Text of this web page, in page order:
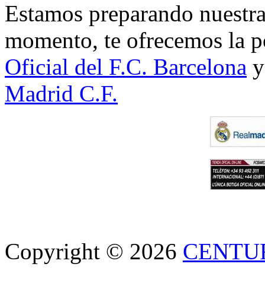
Estamos preparando
momento, te ofrecemos la
Oficial del F.C. Barcelona
Madrid C.F.
Copyright © 2026